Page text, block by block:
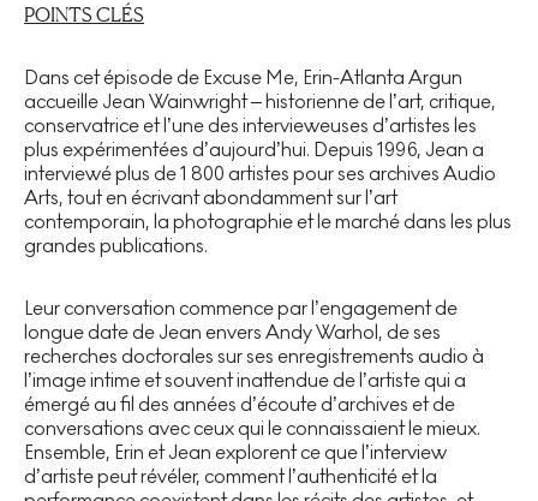
POINTS CLÉS
Dans cet épisode de Excuse Me, Erin-Atlanta Argun
accueille Jean Wainwright – historienne de l’art, critique,
conservatrice et l’une des intervieweuses d’artistes les
plus expérimentées d’aujourd’hui. Depuis 1996, Jean a
interviewé plus de 1 800 artistes pour ses archives Audio
Arts, tout en écrivant abondamment sur l’art
contemporain, la photographie et le marché dans les plus
grandes publications.
Leur conversation commence par l’engagement de
longue date de Jean envers Andy Warhol, de ses
recherches doctorales sur ses enregistrements audio à
l’image intime et souvent inattendue de l’artiste qui a
émergé au fil des années d’écoute d’archives et de
conversations avec ceux qui le connaissaient le mieux.
Ensemble, Erin et Jean explorent ce que l’interview
d’artiste peut révéler, comment l’authenticité et la